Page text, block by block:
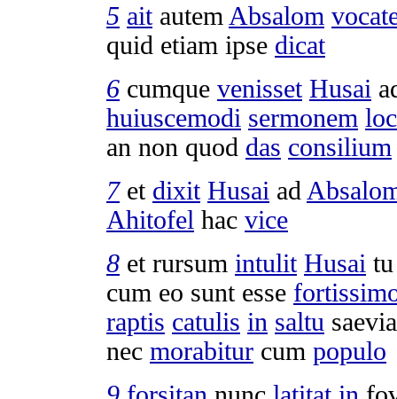
5 aitautem Absalom
quid etiam ipse dicat
6 cumque venisset Husai
huiuscemodi sermonem
an non quod das consilium
7et dixit Husai ad
Ahitofel hac vice
8 et rursum intulit Husai
cum eo sunt esse
raptis catulis in saltu
nec morabitur cum populo